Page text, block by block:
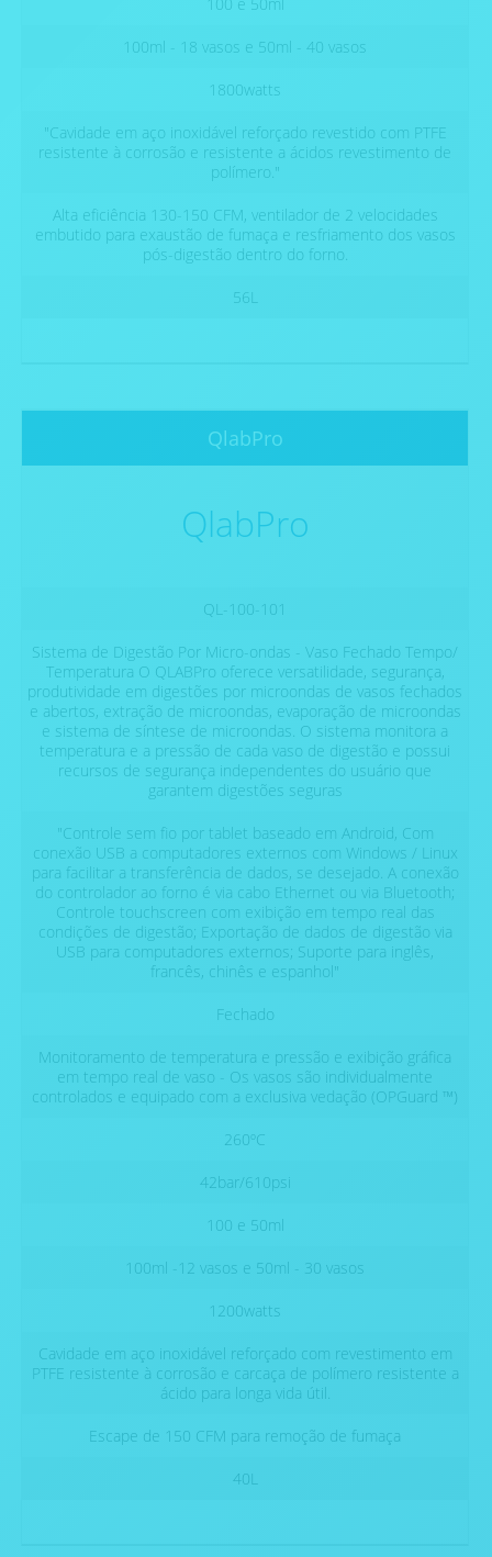
100ml - 18 vasos e 50ml - 40 vasos
1800watts
"Cavidade em aço inoxidável reforçado revestido com PTFE
resistente à corrosão e resistente a ácidos revestimento de
polímero."
Alta eficiência 130-150 CFM, ventilador de 2 velocidades
embutido para exaustão de fumaça e resfriamento dos vasos
pós-digestão dentro do forno.
56L
QlabPro
QlabPro
QL-100-101
Sistema de Digestão Por Micro-ondas - Vaso Fechado Tempo/
Temperatura O QLABPro oferece versatilidade, segurança,
produtividade em digestões por microondas de vasos fechados
e abertos, extração de microondas, evaporação de microondas
e sistema de síntese de microondas. O sistema monitora a
temperatura e a pressão de cada vaso de digestão e possui
recursos de segurança independentes do usuário que
garantem digestões seguras
"Controle sem fio por tablet baseado em Android, Com
conexão USB a computadores externos com Windows / Linux
para facilitar a transferência de dados, se desejado. A conexão
do controlador ao forno é via cabo Ethernet ou via Bluetooth;
Controle touchscreen com exibição em tempo real das
condições de digestão; Exportação de dados de digestão via
USB para computadores externos; Suporte para inglês,
francês, chinês e espanhol"
Fechado
Monitoramento de temperatura e pressão e exibição gráfica
em tempo real de vaso - Os vasos são individualmente
controlados e equipado com a exclusiva vedação (OPGuard ™)
260ºC
42bar/610psi
100 e 50ml
100ml -12 vasos e 50ml - 30 vasos
1200watts
Cavidade em aço inoxidável reforçado com revestimento em
PTFE resistente à corrosão e carcaça de polímero resistente a
ácido para longa vida útil.
Escape de 150 CFM para remoção de fumaça
40L